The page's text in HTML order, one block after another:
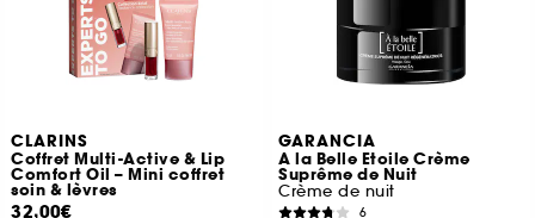
CLARINS
Coffret Multi-Active & Lip
Comfort Oil – Mini coffret
soin & lèvres
32,00€
GARANCIA
A la Belle Etoile Crème
Suprême de Nuit
Crème de nuit
6